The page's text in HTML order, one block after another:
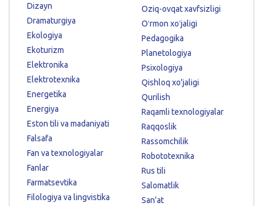
Dizayn
Dramaturgiya
Ekologiya
Ekoturizm
Elektronika
Elektrotexnika
Energetika
Energiya
Eston tili va madaniyati
Falsafa
Fan va texnologiyalar
Fanlar
Farmatsevtika
Filologiya va lingvistika
Oziq-ovqat xavfsizligi
Oʻrmon xoʻjaligi
Pedagogika
Planetologiya
Psixologiya
Qishloq xo'jaligi
Qurilish
Raqamli texnologiyalar
Raqqoslik
Rassomchilik
Robototexnika
Rus tili
Salomatlik
San'at